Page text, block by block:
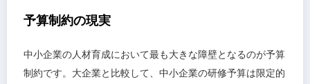
予算制約の現実
中小企業の人材育成において最も大きな障壁となるのが予算
制約です。大企業と比較して、中小企業の研修予算は限定的